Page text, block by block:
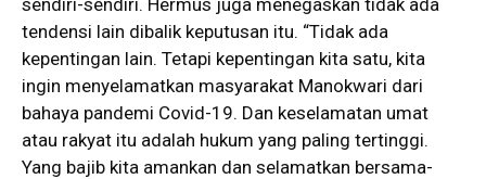
sendiri-sendiri. Hermus juga menegaskan tidak ada
tendensi lain dibalik keputusan itu. “Tidak ada
kepentingan lain. Tetapi kepentingan kita satu, kita
ingin menyelamatkan masyarakat Manokwari dari
bahaya pandemi Covid-19. Dan keselamatan umat
atau rakyat itu adalah hukum yang paling tertinggi.
Yang bajib kita amankan dan selamatkan bersama-